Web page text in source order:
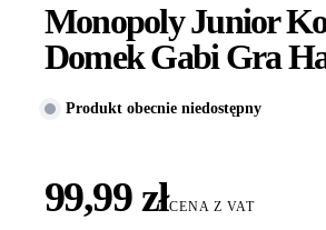
Monopoly Junior
Domek Gabi Gra
Produkt obecnie niedostępny
99,99 złCENA Z VAT